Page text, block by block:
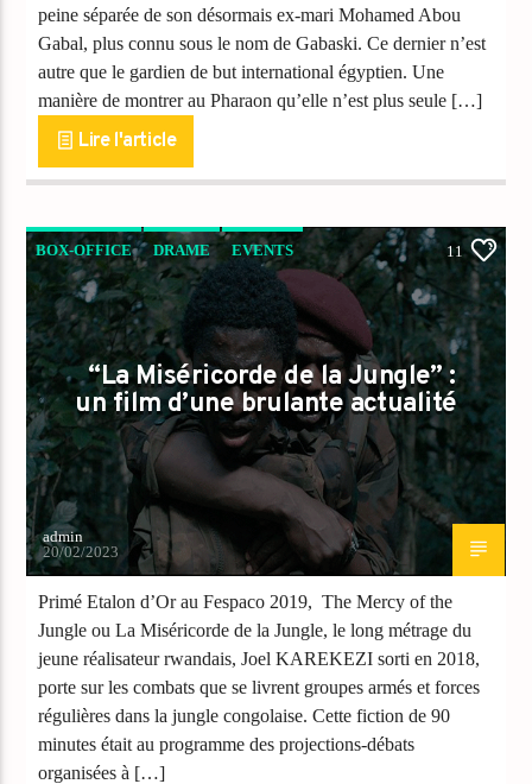
peine séparée de son désormais ex-mari Mohamed Abou
Gabal, plus connu sous le nom de Gabaski. Ce dernier n’est
autre que le gardien de but international égyptien. Une
manière de montrer au Pharaon qu’elle n’est plus seule […]
Lire l'article
BOX-OFFICE DRAME EVENTS
FILMS CHRÉTIENS NEWS
11
“La Miséricorde de la Jungle” :
un film d’une brulante actualité
admin
20/02/2023
Primé Etalon d’Or au Fespaco 2019, The Mercy of the
Jungle ou La Miséricorde de la Jungle, le long métrage du
jeune réalisateur rwandais, Joel KAREKEZI sorti en 2018,
porte sur les combats que se livrent groupes armés et forces
régulières dans la jungle congolaise. Cette fiction de 90
minutes était au programme des projections-débats
organisées à […]